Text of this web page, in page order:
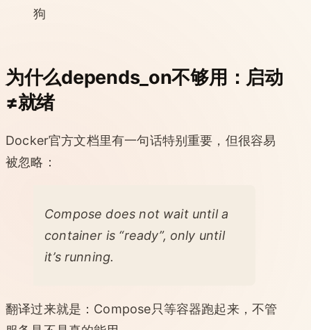
狗
为什么depends_on不够用：启动
≠就绪
Docker官方文档里有一句话特别重要，但很容易
被忽略：
Compose does not wait until a
container is “ready”, only until
it’s running.
翻译过来就是：Compose只等容器跑起来，不管